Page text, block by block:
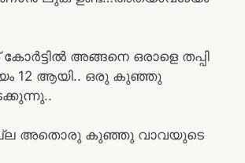
അങ്ങനെ ഒരാളെ തപ്പി
12 ആയി.. ഒരു കുഞ്ഞു
അതൊരു കുഞ്ഞു വാവയുടെ